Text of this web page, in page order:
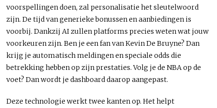
voorspellingen doen, zal personalisatie het sleutelwoord
zijn. De tijd van generieke bonussen en aanbiedingen is
voorbij. Dankzij AI zullen platforms precies weten wat jouw
voorkeuren zijn. Ben je een fan van Kevin De Bruyne? Dan
krijg je automatisch meldingen en speciale odds die
betrekking hebben op zijn prestaties. Volg je de NBA op de
voet? Dan wordt je dashboard daarop aangepast.
Deze technologie werkt twee kanten op. Het helpt